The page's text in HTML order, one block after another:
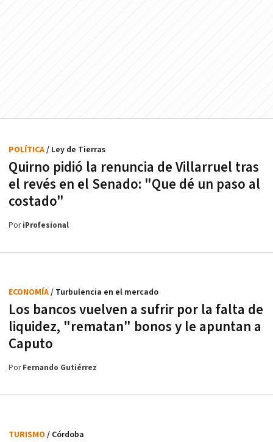
Quirno pidió la renuncia de Villarruel tras
el revés en el Senado: "Que dé un paso al
costado"
POLÍTICA/ Ley de Tierras
PoriProfesional
Los bancos vuelven a sufrir por la falta de
liquidez, "rematan" bonos y le apuntan a
Caputo
ECONOMÍA/ Turbulencia en el mercado
PorFernando Gutiérrez
TURISMO / Córdoba